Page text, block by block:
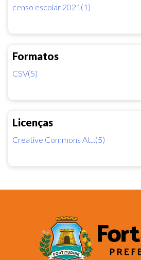
censo escolar 2021(1)
Formatos
CSV(5)
Licenças
Creative Commons At...(5)